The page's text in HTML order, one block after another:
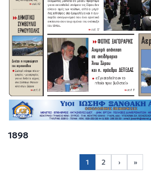
1898
1 Page 2
2
Next page
›
Last
»